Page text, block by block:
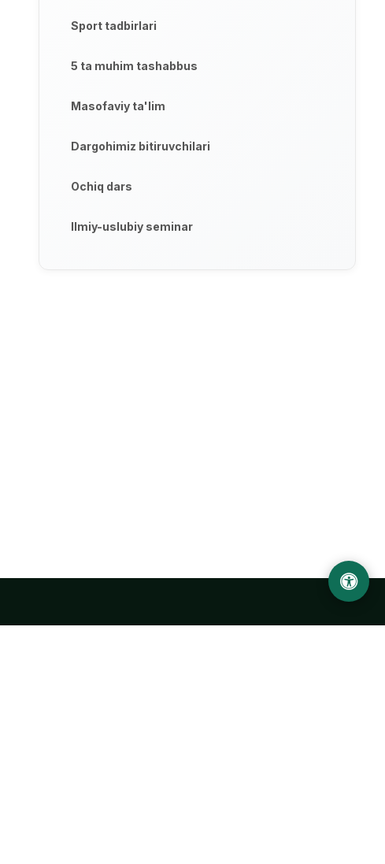
Sport tadbirlari
5 ta muhim tashabbus
Masofaviy ta'lim
Dargohimiz bitiruvchilari
Ochiq dars
Ilmiy-uslubiy seminar